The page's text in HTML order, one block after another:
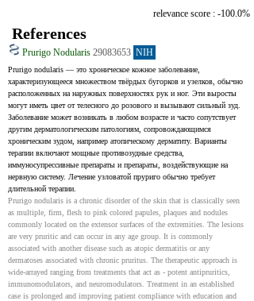
relevance score : -100.0%
References
Prurigo Nodularis 29083653 NIH
Prurigo nodularis — это хроническое кожное заболевание,
характеризующееся множеством твёрдых бугорков и узелков, обычно
расположенных на наружных поверхностях рук и ног. Эти выросты
могут иметь цвет от телесного до розового и вызывают сильный зуд.
Заболевание может возникать в любом возрасте и часто сопутствует
другим дерматологическим патологиям, сопровождающимся
хроническим зудом, например атопическому дерматиту. Варианты
терапии включают мощные противозудные средства,
иммуносупрессивные препараты и препараты, воздействующие на
нервную систему. Лечение узловатой пруриго обычно требует
длительной терапии.
Prurigo nodularis is a chronic disorder of the skin that is classically seen
as multiple, firm, flesh to pink colored papules, plaques and nodules
commonly located on the extensor surfaces of the extremities. The lesions
are very pruritic and can occur in any age group. It is commonly
associated with another disease such as atopic dermatitis or any
dermatoses associated with chronic pruritus. The therapeutic approach is
wide-arrayed ranging from treatments that act as - potent antipruritics,
immunomodulators, and neuromodulators. Treatment in an established
case is prolonged and improving patient compliance with education and